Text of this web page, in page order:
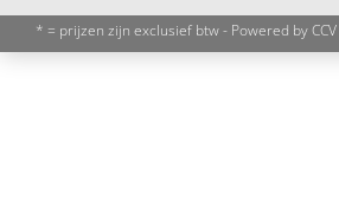
* = prijzen zijn exclusief btw - Powered by